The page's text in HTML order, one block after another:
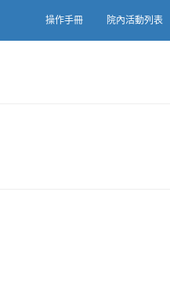
操作手冊 院內活動列表